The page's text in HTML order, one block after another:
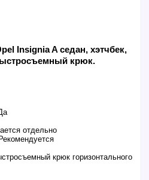
Insignia A седан, хэтчбек,
крюк.
отдельно
Рекомендуется
крюк горизонтального